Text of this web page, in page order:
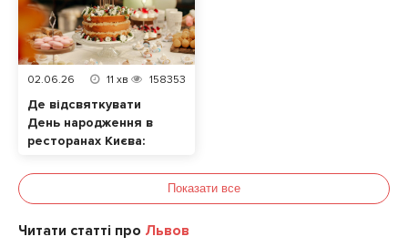
02.06.26 11 хв 158353
Де відсвяткувати
День народження в
ресторанах Києва:
Показати все
Читати статті про Львов